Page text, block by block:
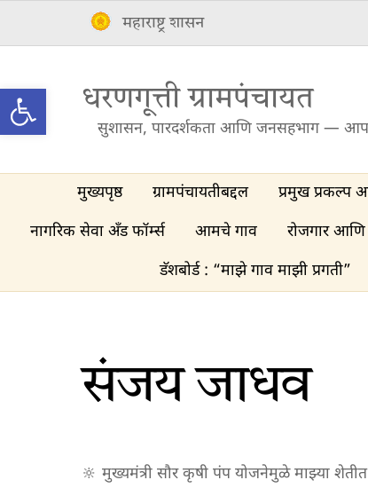
Open toolbar
महाराष्ट्र शासन
धरणगूत्ती ग्रामपंचायत
सुशासन, पारदर्शकता आणि जनसहभाग —
मुख्यपृष्ठ
ग्रामपंचायतीबद्दल प्रमुख प्रकल्प
नागरिक सेवा अँड फॉर्म्स
आमचे गाव रोजगार
डॅशबोर्ड : “माझे गाव माझी प्रगती”
संजय जाधव
🔆 मुख्यमंत्री सौर कृषी पंप योजनेमुळे माझ्या